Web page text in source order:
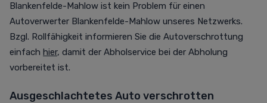
Blankenfelde-Mahlow ist kein Problem für einen
Autoverwerter Blankenfelde-Mahlow unseres Netzwerks.
Bzgl. Rollfähigkeit informieren Sie die Autoverschrottung
einfach hier, damit der Abholservice bei der Abholung
vorbereitet ist.
Ausgeschlachtetes Auto verschrotten